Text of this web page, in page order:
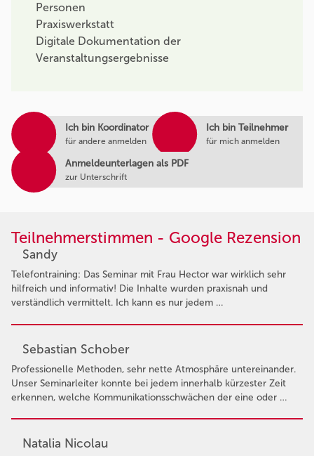
Ich bin Koordinator
für andere anmelden
Ich bin Teilnehmer
für mich anmelden
Anmeldeunterlagen als PDF
zur Unterschrift
Personen
Praxiswerkstatt
Digitale Dokumentation der
Veranstaltungsergebnisse
Teilnehmerstimmen - Google Rezension
Sandy
Telefontraining: Das Seminar mit Frau Hector war wirklich sehr
hilfreich und informativ! Die Inhalte wurden praxisnah und
verständlich vermittelt. Ich kann es nur jedem …
Sebastian Schober
Professionelle Methoden, sehr nette Atmosphäre untereinander.
Unser Seminarleiter konnte bei jedem innerhalb kürzester Zeit
erkennen, welche Kommunikationsschwächen der eine oder …
Natalia Nicolau